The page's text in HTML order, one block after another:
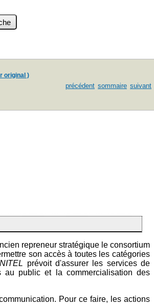
original )
précédent sommaire suivant
repreneur stratégique le consortium
son accès à toutes les catégories
prévoit d'assurer les services de
au public et la commercialisation des
Pour ce faire, les actions